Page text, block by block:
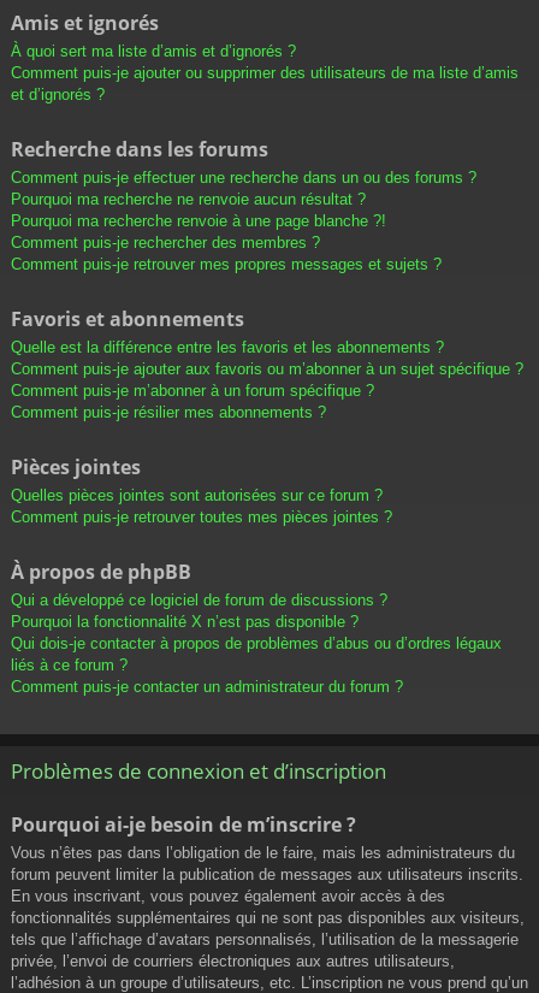
Amis et ignorés
À quoi sert ma liste d’amis et d’ignorés ?
Comment puis-je ajouter ou supprimer des utilisateurs de ma liste d’amis
et d’ignorés ?
Recherche dans les forums
Comment puis-je effectuer une recherche dans un ou des forums ?
Pourquoi ma recherche ne renvoie aucun résultat ?
Pourquoi ma recherche renvoie à une page blanche ?!
Comment puis-je rechercher des membres ?
Comment puis-je retrouver mes propres messages et sujets ?
Favoris et abonnements
Quelle est la différence entre les favoris et les abonnements ?
Comment puis-je ajouter aux favoris ou m’abonner à un sujet spécifique ?
Comment puis-je m’abonner à un forum spécifique ?
Comment puis-je résilier mes abonnements ?
Pièces jointes
Quelles pièces jointes sont autorisées sur ce forum ?
Comment puis-je retrouver toutes mes pièces jointes ?
À propos de phpBB
Qui a développé ce logiciel de forum de discussions ?
Pourquoi la fonctionnalité X n’est pas disponible ?
Qui dois-je contacter à propos de problèmes d’abus ou d’ordres légaux
liés à ce forum ?
Comment puis-je contacter un administrateur du forum ?
Problèmes de connexion et d’inscription
Pourquoi ai-je besoin de m’inscrire ?
Vous n’êtes pas dans l’obligation de le faire, mais les administrateurs du
forum peuvent limiter la publication de messages aux utilisateurs inscrits.
En vous inscrivant, vous pouvez également avoir accès à des
fonctionnalités supplémentaires qui ne sont pas disponibles aux visiteurs,
tels que l’affichage d’avatars personnalisés, l’utilisation de la messagerie
privée, l’envoi de courriers électroniques aux autres utilisateurs,
l’adhésion à un groupe d’utilisateurs, etc. L’inscription ne vous prend qu’un